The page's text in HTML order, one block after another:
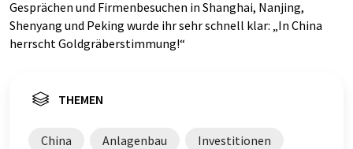
Gesprächen und Firmenbesuchen in Shanghai, Nanjing,
Shenyang und Peking wurde ihr sehr schnell klar: „In China
herrscht Goldgräberstimmung!“
THEMEN
China Anlagenbau Investitionen